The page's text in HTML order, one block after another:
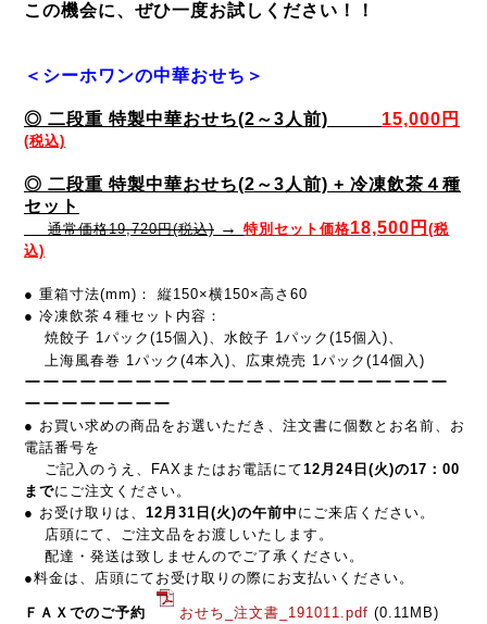
この機会に、 ぜひ一度お試しください！！
＜シーホワンの中華おせち ＞
◎ 二段重 特製中華おせち(2～3人前) 15,000円
(税込)
◎ 二段重 特製中華おせち(2～3人前) + 冷凍飲茶４種
セット
通常価格19,720円(税込) → 特別セット 価格18,500円 (税
込)
● 重箱寸法(mm)： 縦150×横150×高さ60
● 冷凍飲茶４種セット内容：
焼餃子 1パック(15個入)、水餃子 1パック(15個入)、
上海風春巻 1パック(4本入)、広東焼売 1パック(14個入)
ーーーーーーーーーーーーーーーーーーーーーーー
ーーーーーーーー
● お買い求めの商品をお選いただき、注文書に個数とお名前、 お
電話番号を
ご記入のうえ、
FAXまたはお電話にて12月24日(火)の17：00
までにご注文ください。
● お受け取りは、 12月31日(火)の午前中 にご来店ください。
店頭にて、ご注文品をお渡しいたします。
配達・発送は致しませんのでご了承ください。
●料金は、店頭にてお受け取りの際にお支払いください。
ＦＡＸでのご予約 おせち_注文書_191011.pdf (0.11MB)